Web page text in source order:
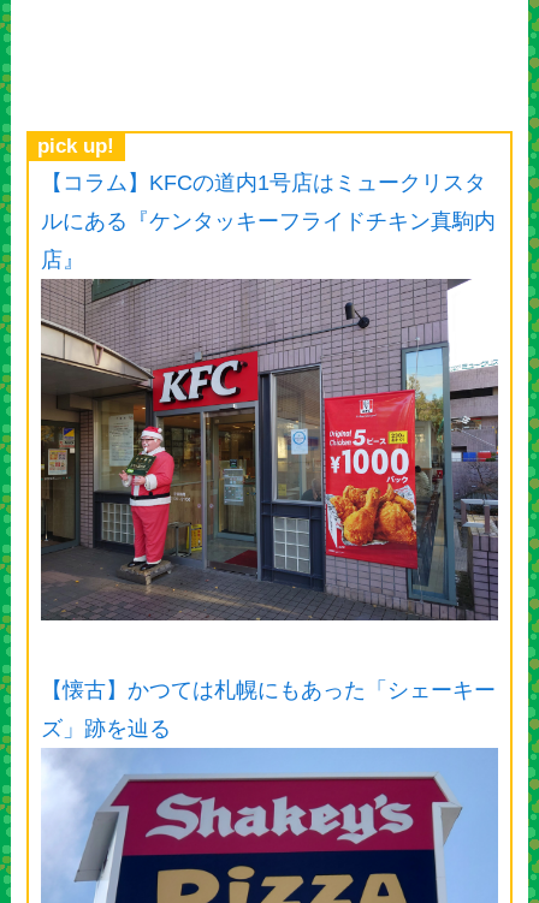
pick up!
【コラム】KFCの道内1号店はミュークリスタ
ルにある『ケンタッキーフライドチキン真駒内
店』
【懐古】かつては札幌にもあった「シェーキー
ズ」跡を辿る